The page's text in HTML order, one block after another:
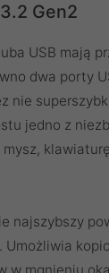
Gen2
USB mają
dwa porty
nie
jedno z
najszybszy
Umożliwia